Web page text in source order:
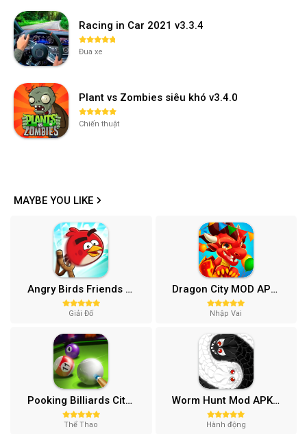
Racing in Car 2021 v3.3.4
Đua xe
Plant vs Zombies siêu khó v3.4.0
Chiến thuật
MAYBE YOU LIKE
Angry Birds Friends MOD APK (Vô Hạn Boosters) 12.3.0
Giải Đố
Dragon City MOD APK (One Hit, Tiền/99 999 Gems 2024) v24.7.2
Nhập Vai
Pooking Billiards City MOD APK (Menu, Full Tiền, Đường Kẻ) v3.0.84
Thể Thao
Worm Hunt Mod APK (Vô hạn tiền) v3.9.5
Hành động